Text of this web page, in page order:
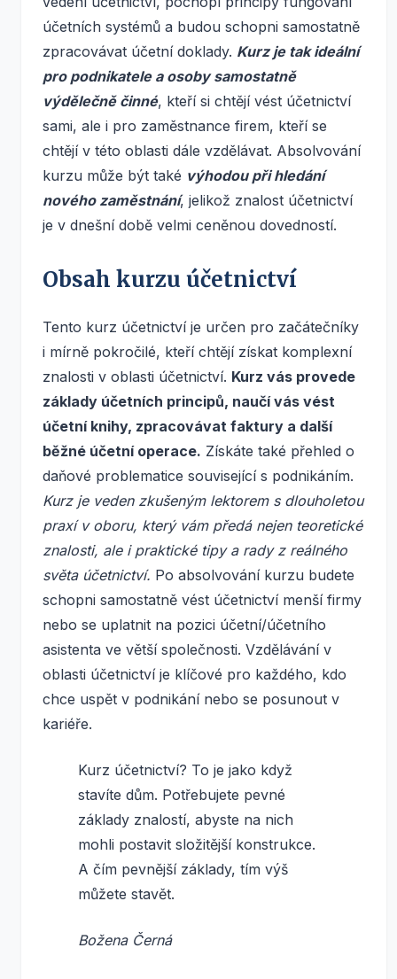
účetních systémů a budou schopni samostatně
zpracovávat účetní doklady. Kurz je tak ideální
pro podnikatele a osoby samostatně
výdělečně činné, kteří si chtějí vést účetnictví
sami, ale i pro zaměstnance firem, kteří se
chtějí v této oblasti dále vzdělávat. Absolvování
kurzu může být také výhodou při hledání
nového zaměstnání, jelikož znalost účetnictví
je v dnešní době velmi ceněnou dovedností.
Obsah kurzu účetnictví
Tento kurz účetnictví je určen pro začátečníky
i mírně pokročilé, kteří chtějí získat komplexní
znalosti v oblasti účetnictví. Kurz vás provede
základy účetních principů, naučí vás vést
účetní knihy, zpracovávat faktury a další
běžné účetní operace. Získáte také přehled o
daňové problematice související s podnikáním.
Kurz je veden zkušeným lektorem s dlouholetou
praxí v oboru, který vám předá nejen teoretické
znalosti, ale i praktické tipy a rady z reálného
světa účetnictví. Po absolvování kurzu budete
schopni samostatně vést účetnictví menší firmy
nebo se uplatnit na pozici účetní/účetního
asistenta ve větší společnosti. Vzdělávání v
oblasti účetnictví je klíčové pro každého, kdo
chce uspět v podnikání nebo se posunout v
kariéře.
Kurz účetnictví? To je jako když
stavíte dům. Potřebujete pevné
základy znalostí, abyste na nich
mohli postavit složitější konstrukce.
A čím pevnější základy, tím výš
můžete stavět.
Božena Černá